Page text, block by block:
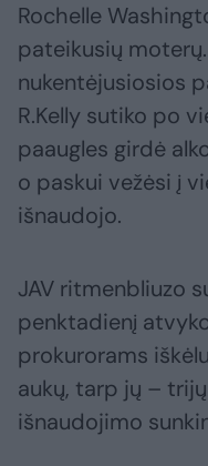
Rochelle
pateikusių
nukentėjusiosios
R.Kelly sutiko po
paaugles girdė
o paskui vežėsi į
išnaudojo.
JAV ritmenbliuzo
penktadienį
prokurorams
aukų, tarp jų –
išnaudojimo